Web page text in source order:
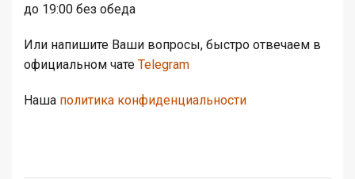
до 19:00 без обеда
Или напишите Ваши вопросы, быстро отвечаем в
официальном чате Telegram
Наша политика конфиденциальности